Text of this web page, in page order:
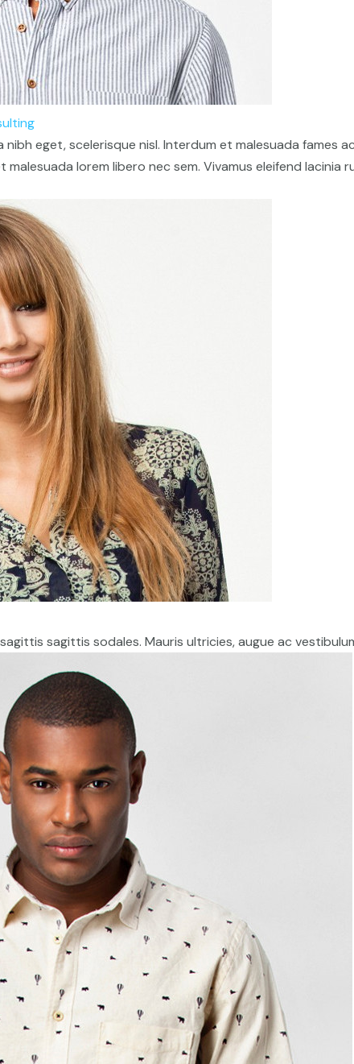
eget, scelerisque nisl. Interdum et malesuada fames
malesuada lorem libero nec sem. Vivamus eleifend
sagittis sodales. Mauris ultricies, augue ac